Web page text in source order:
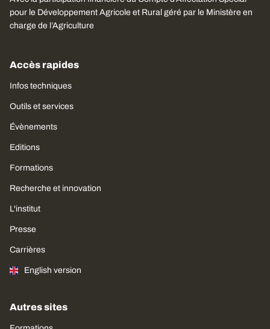
pour le Développement Agricole et Rural géré par le Ministère en
charge de l’Agriculture
Accès rapides
Infos techniques
Outils et services
Évènements
Editions
Formations
Recherche et innovation
L'institut
Presse
Carrières
English version
Autres sites